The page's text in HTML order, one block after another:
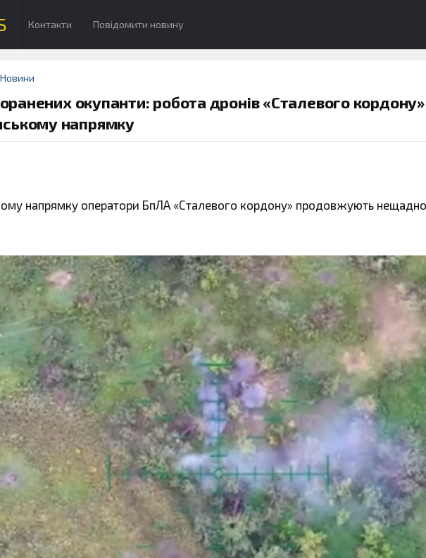
Контакти Повідомити новину
Новини
окупанти: робота дронів «Сталевого
напрямку
напрямку оператори БпЛА «Сталевого кордону» продовжують нещадно